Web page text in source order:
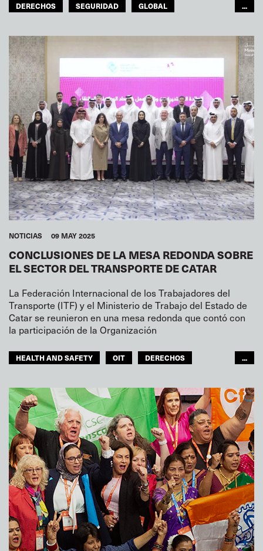
DERECHOS SEGURIDAD
GLOBAL
...
NOTICIAS 09 MAY 2025
CONCLUSIONES DE LA MESA REDONDA SOBRE
EL SECTOR DEL TRANSPORTE DE CATAR
La Federación Internacional de los Trabajadores del
Transporte (ITF) y el Ministerio de Trabajo del Estado de
Catar se reunieron en una mesa redonda que contó con
la participación de la Organización
HEALTH AND SAFETY OIT
DERECHOS
...